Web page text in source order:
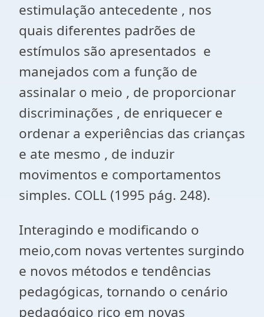
estimulação antecedente , nos
quais diferentes padrões de
estímulos são apresentados e
manejados com a função de
assinalar o meio , de proporcionar
discriminações , de enriquecer e
ordenar a experiências das crianças
e ate mesmo , de induzir
movimentos e comportamentos
simples. COLL (1995 pág. 248).
Interagindo e modificando o
meio,com novas vertentes surgindo
e novos métodos e tendências
pedagógicas, tornando o cenário
pedagógico rico em novas